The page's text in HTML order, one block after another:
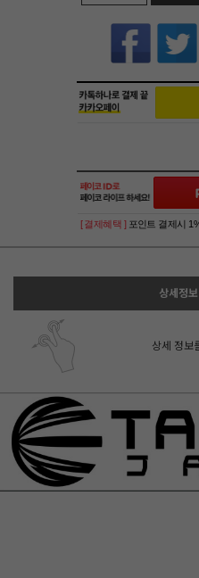
[ 결제혜택 ] 포인트 결제시
상세정보
상세 정보